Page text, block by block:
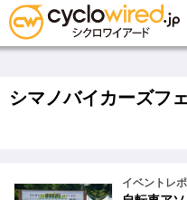
メ
イ
テ
ン
シマノバイカーズフ
イベントレ